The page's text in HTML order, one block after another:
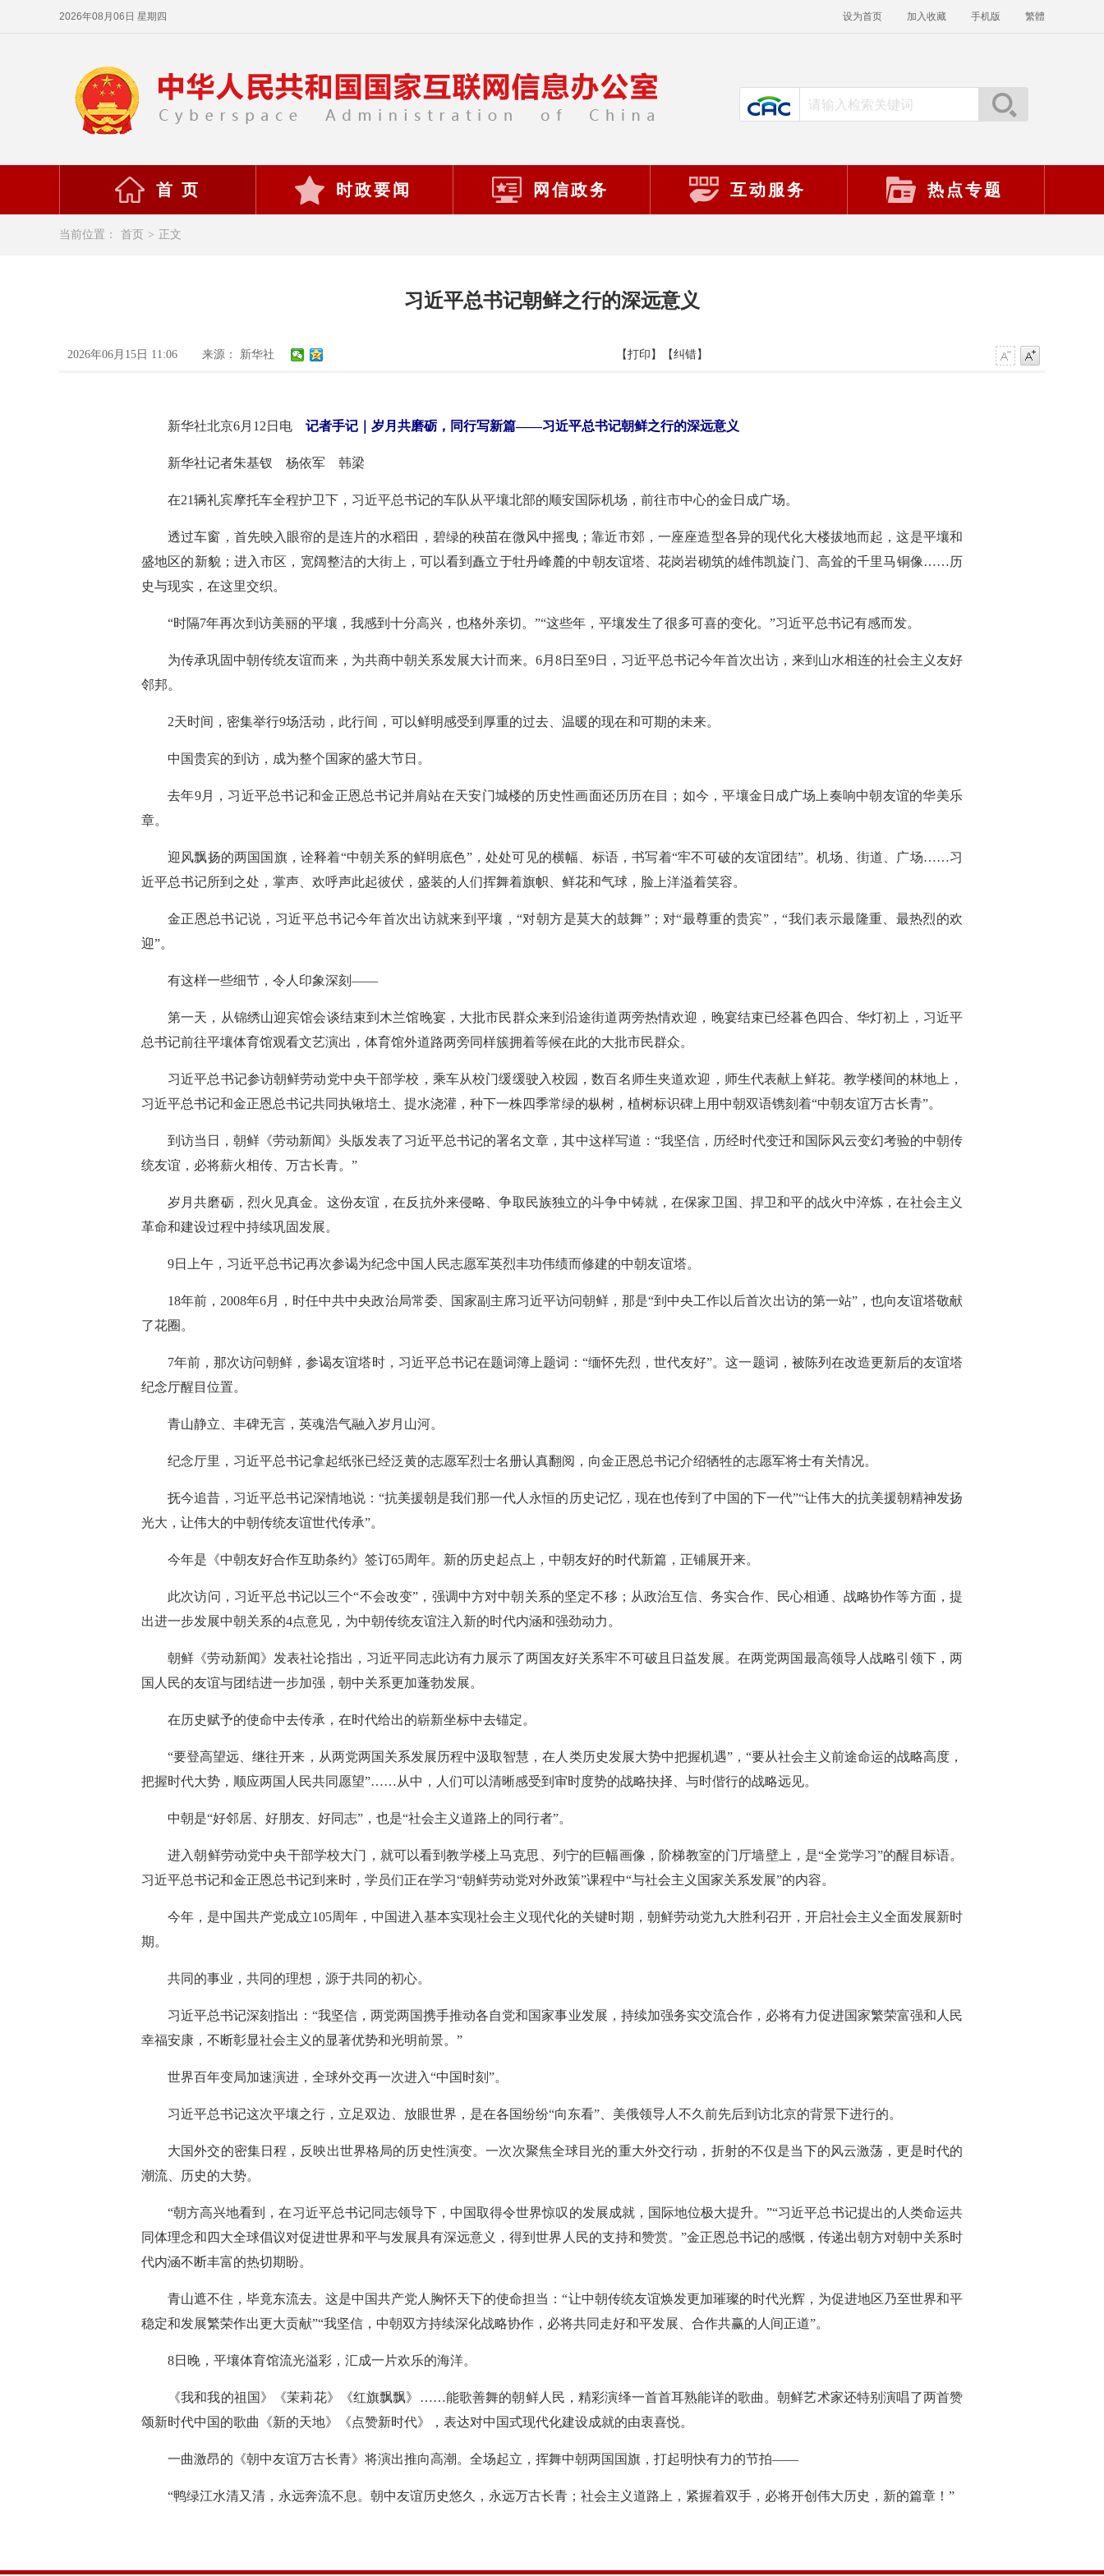
2026年08月06日 星期四 设为首页 加入收藏 手机版 繁體
首 页 时政要闻 网信政务 互动服务 热点专题
当前位置： 首页 > 正文
习近平总书记朝鲜之行的深远意义
2026年06月15日 11:06 来源： 新华社 【打印】 【纠错】
新华社北京6月12日电 记者手记｜岁月共磨砺，同行写新篇——习近平总书记朝鲜之行的深远意义
新华社记者朱基钗 杨依军 韩梁
在21辆礼宾摩托车全程护卫下，习近平总书记的车队从平壤北部的顺安国际机场，前往市中心的金日成广场。
透过车窗，首先映入眼帘的是连片的水稻田，碧绿的秧苗在微风中摇曳；靠近市郊，一座座造型各异的现代化大楼拔地而起，这是平壤和
盛地区的新貌；进入市区，宽阔整洁的大街上，可以看到矗立于牡丹峰麓的中朝友谊塔、花岗岩砌筑的雄伟凯旋门、高耸的千里马铜像……历
史与现实，在这里交织。
“时隔7年再次到访美丽的平壤，我感到十分高兴，也格外亲切。”“这些年，平壤发生了很多可喜的变化。”习近平总书记有感而发。
为传承巩固中朝传统友谊而来，为共商中朝关系发展大计而来。6月8日至9日，习近平总书记今年首次出访，来到山水相连的社会主义友好
邻邦。
2天时间，密集举行9场活动，此行间，可以鲜明感受到厚重的过去、温暖的现在和可期的未来。
中国贵宾的到访，成为整个国家的盛大节日。
去年9月，习近平总书记和金正恩总书记并肩站在天安门城楼的历史性画面还历历在目；如今，平壤金日成广场上奏响中朝友谊的华美乐
章。
迎风飘扬的两国国旗，诠释着“中朝关系的鲜明底色”，处处可见的横幅、标语，书写着“牢不可破的友谊团结”。机场、街道、广场……习
近平总书记所到之处，掌声、欢呼声此起彼伏，盛装的人们挥舞着旗帜、鲜花和气球，脸上洋溢着笑容。
金正恩总书记说，习近平总书记今年首次出访就来到平壤，“对朝方是莫大的鼓舞”；对“最尊重的贵宾”，“我们表示最隆重、最热烈的欢
迎”。
有这样一些细节，令人印象深刻——
第一天，从锦绣山迎宾馆会谈结束到木兰馆晚宴，大批市民群众来到沿途街道两旁热情欢迎，晚宴结束已经暮色四合、华灯初上，习近平
总书记前往平壤体育馆观看文艺演出，体育馆外道路两旁同样簇拥着等候在此的大批市民群众。
习近平总书记参访朝鲜劳动党中央干部学校，乘车从校门缓缓驶入校园，数百名师生夹道欢迎，师生代表献上鲜花。教学楼间的林地上，
习近平总书记和金正恩总书记共同执锹培土、提水浇灌，种下一株四季常绿的枞树，植树标识碑上用中朝双语镌刻着“中朝友谊万古长青”。
到访当日，朝鲜《劳动新闻》头版发表了习近平总书记的署名文章，其中这样写道：“我坚信，历经时代变迁和国际风云变幻考验的中朝传
统友谊，必将薪火相传、万古长青。”
岁月共磨砺，烈火见真金。这份友谊，在反抗外来侵略、争取民族独立的斗争中铸就，在保家卫国、捍卫和平的战火中淬炼，在社会主义
革命和建设过程中持续巩固发展。
9日上午，习近平总书记再次参谒为纪念中国人民志愿军英烈丰功伟绩而修建的中朝友谊塔。
18年前，2008年6月，时任中共中央政治局常委、国家副主席习近平访问朝鲜，那是“到中央工作以后首次出访的第一站”，也向友谊塔敬献
了花圈。
7年前，那次访问朝鲜，参谒友谊塔时，习近平总书记在题词簿上题词：“缅怀先烈，世代友好”。这一题词，被陈列在改造更新后的友谊塔
纪念厅醒目位置。
青山静立、丰碑无言，英魂浩气融入岁月山河。
纪念厅里，习近平总书记拿起纸张已经泛黄的志愿军烈士名册认真翻阅，向金正恩总书记介绍牺牲的志愿军将士有关情况。
抚今追昔，习近平总书记深情地说：“抗美援朝是我们那一代人永恒的历史记忆，现在也传到了中国的下一代”“让伟大的抗美援朝精神发扬
光大，让伟大的中朝传统友谊世代传承”。
今年是《中朝友好合作互助条约》签订65周年。新的历史起点上，中朝友好的时代新篇，正铺展开来。
此次访问，习近平总书记以三个“不会改变”，强调中方对中朝关系的坚定不移；从政治互信、务实合作、民心相通、战略协作等方面，提
出进一步发展中朝关系的4点意见，为中朝传统友谊注入新的时代内涵和强劲动力。
朝鲜《劳动新闻》发表社论指出，习近平同志此访有力展示了两国友好关系牢不可破且日益发展。在两党两国最高领导人战略引领下，两
国人民的友谊与团结进一步加强，朝中关系更加蓬勃发展。
在历史赋予的使命中去传承，在时代给出的崭新坐标中去锚定。
“要登高望远、继往开来，从两党两国关系发展历程中汲取智慧，在人类历史发展大势中把握机遇”，“要从社会主义前途命运的战略高度，
把握时代大势，顺应两国人民共同愿望”……从中，人们可以清晰感受到审时度势的战略抉择、与时偕行的战略远见。
中朝是“好邻居、好朋友、好同志”，也是“社会主义道路上的同行者”。
进入朝鲜劳动党中央干部学校大门，就可以看到教学楼上马克思、列宁的巨幅画像，阶梯教室的门厅墙壁上，是“全党学习”的醒目标语。
习近平总书记和金正恩总书记到来时，学员们正在学习“朝鲜劳动党对外政策”课程中“与社会主义国家关系发展”的内容。
今年，是中国共产党成立105周年，中国进入基本实现社会主义现代化的关键时期，朝鲜劳动党九大胜利召开，开启社会主义全面发展新时
期。
共同的事业，共同的理想，源于共同的初心。
习近平总书记深刻指出：“我坚信，两党两国携手推动各自党和国家事业发展，持续加强务实交流合作，必将有力促进国家繁荣富强和人民
幸福安康，不断彰显社会主义的显著优势和光明前景。”
世界百年变局加速演进，全球外交再一次进入“中国时刻”。
习近平总书记这次平壤之行，立足双边、放眼世界，是在各国纷纷“向东看”、美俄领导人不久前先后到访北京的背景下进行的。
大国外交的密集日程，反映出世界格局的历史性演变。一次次聚焦全球目光的重大外交行动，折射的不仅是当下的风云激荡，更是时代的
潮流、历史的大势。
“朝方高兴地看到，在习近平总书记同志领导下，中国取得令世界惊叹的发展成就，国际地位极大提升。”“习近平总书记提出的人类命运共
同体理念和四大全球倡议对促进世界和平与发展具有深远意义，得到世界人民的支持和赞赏。”金正恩总书记的感慨，传递出朝方对朝中关系时
代内涵不断丰富的热切期盼。
青山遮不住，毕竟东流去。这是中国共产党人胸怀天下的使命担当：“让中朝传统友谊焕发更加璀璨的时代光辉，为促进地区乃至世界和平
稳定和发展繁荣作出更大贡献”“我坚信，中朝双方持续深化战略协作，必将共同走好和平发展、合作共赢的人间正道”。
8日晚，平壤体育馆流光溢彩，汇成一片欢乐的海洋。
《我和我的祖国》《茉莉花》《红旗飘飘》……能歌善舞的朝鲜人民，精彩演绎一首首耳熟能详的歌曲。朝鲜艺术家还特别演唱了两首赞
颂新时代中国的歌曲《新的天地》《点赞新时代》，表达对中国式现代化建设成就的由衷喜悦。
一曲激昂的《朝中友谊万古长青》将演出推向高潮。全场起立，挥舞中朝两国国旗，打起明快有力的节拍——
“鸭绿江水清又清，永远奔流不息。朝中友谊历史悠久，永远万古长青；社会主义道路上，紧握着双手，必将开创伟大历史，新的篇章！”